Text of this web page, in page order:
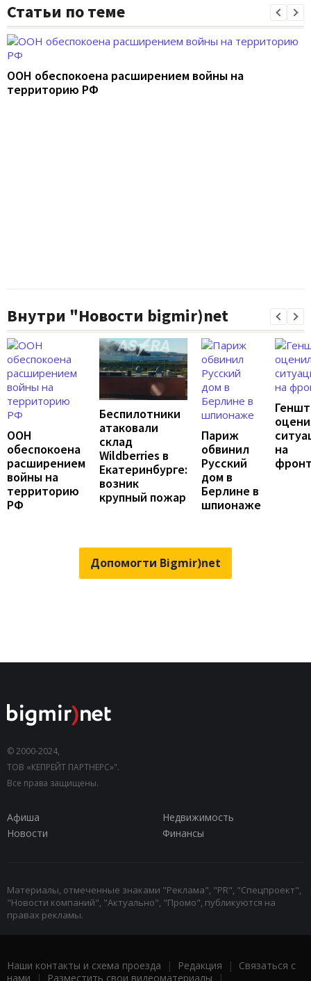
Статьи по теме
ООН обеспокоена расширением войны на
территорию РФ
Внутри "Новости bigmir)net
ООН
обеспокоена
расширением
войны на
территорию
РФ
Беспилотники
атаковали
склад
Wildberries в
Екатеринбурге:
возник
крупный пожар
Париж
обвинил
Русский
дом в
Берлине в
шпионаже
на
Допомогти Bigmir)net
© 2000-2024,
ТОВ «КЕПРЕЙТ ПАРТНЕРС»".
Все права защищены.
Афиша
Недвижимость
Новости
Финансы
Материалы, отмеченные знаками "Реклама", "PR", "Спецпроект",
"Новости компаний", "Актуально", "Промо", публикуются на
правах рекламы.
Наши контакты и схема проезда | Редакция | Связаться с
нами | Разместить свои видеоматериалы |